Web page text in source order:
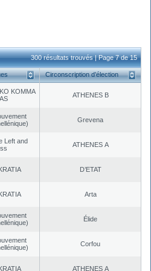
300 résultats trouvés | Page 7 de 15
Circonscription d’élection
KOMMA
ATHENES Β
Grevena
Left and
ATHENES Α
D’ETAT
Arta
Élide
Corfou
ATHENES Α